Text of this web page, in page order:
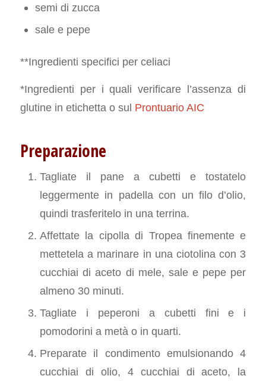
semi di zucca
sale e pepe
**Ingredienti specifici per celiaci
*Ingredienti per i quali verificare l’assenza di
glutine in etichetta o sul Prontuario AIC
Preparazione
Tagliate il pane a cubetti e tostatelo
leggermente in padella con un filo d’olio,
quindi trasferitelo in una terrina.
Affettate la cipolla di Tropea finemente e
mettetela a marinare in una ciotolina con 3
cucchiai di aceto di mele, sale e pepe per
almeno 30 minuti.
Tagliate i peperoni a cubetti fini e i
pomodorini a metà o in quarti.
Preparate il condimento emulsionando 4
cucchiai di olio, 4 cucchiai di aceto, la